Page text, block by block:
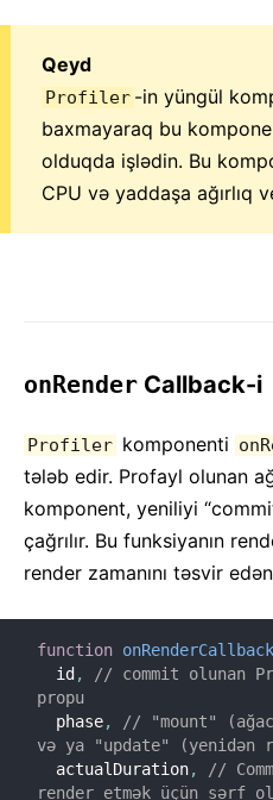
Qeyd
Profiler -in yüngül
baxmayaraq bu
olduqda işlədin. Bu
CPU və yaddaşa ağırlıq
onRender Callback-i
Profiler komponenti
tələb edir. Profayl olunan
komponent, yeniliyi
çağrılır. Bu funksiyanın
render zamanını təsvir
function onRenderCallback
  id
,
// commit olunan
propu
  phase
,
// "mount"
və ya "update" (yenidən
  actualDuration
,
//
render etmək üçün sərf
AJAX və APIs
Babel, JSX, və Qurulma
Funksiyaların
Komponent State-i
Stilləmə və CSS